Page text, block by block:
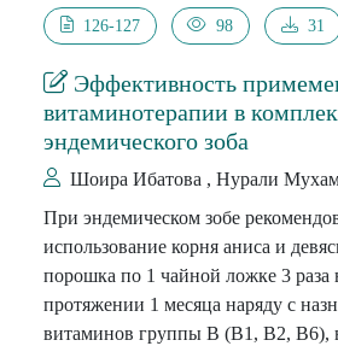
массы тела (ИМТ) более + 2 SDS с
пола ребенка в 1,307 раза (p<0,05),
и старше в 1,459 раза (p<0,05).
образом, частота встречаемости
форм Covid-19 в общей структуре
детей составляет – 2,6 %, при этом
развития клинических форм Covid-
перинатальные поравжения ЦНС,
заболевания, ожирение, низкая
инфекционным заболеваниям и
(15-17 лет).
126-127 98 31
Эффективность
витаминотерапии в
эндемического зоба
Шоира Ибатова , Нурали
При эндемическом зобе
использование корня аниса и
порошка по 1 чайной ложке 3 раза
протяжении 1 месяца наряду с
витаминов группы В (В1, В2, В6),